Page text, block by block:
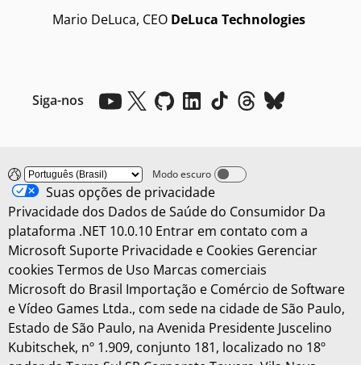
Mario DeLuca, CEO DeLuca Technologies
Siga-nos
Modo escuro
Dark mode off
Suas opções de privacidade
Privacidade dos Dados de Saúde do Consumidor Da
plataforma .NET 10.0.10 Entrar em contato com a
MicrosoftSuporte Privacidade e Cookies Gerenciar
cookies Termos de Uso Marcas comerciais
Microsoft do Brasil Importação e Comércio de Software
e Vídeo Games Ltda., com sede na cidade de São Paulo,
Estado de São Paulo, na Avenida Presidente Juscelino
Kubitschek, nº 1.909, conjunto 181, localizado no 18º